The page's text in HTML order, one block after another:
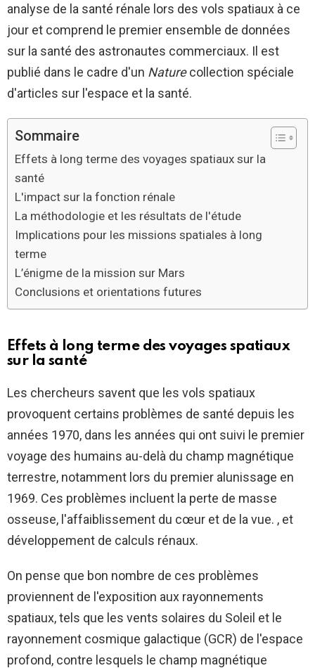
analyse de la santé rénale lors des vols spatiaux à ce
jour et comprend le premier ensemble de données
sur la santé des astronautes commerciaux. Il est
publié dans le cadre d'un Naturecollection spéciale
d'articles sur l'espace et la santé.
Sommaire
Effets à long terme des voyages spatiaux sur la
santé
L'impact sur la fonction rénale
La méthodologie et les résultats de l'étude
Implications pour les missions spatiales à long
terme
L’énigme de la mission sur Mars
Conclusions et orientations futures
Effets à long terme des voyages spatiaux
sur la santé
Les chercheurs savent que les vols spatiaux
provoquent certains problèmes de santé depuis les
années 1970, dans les années qui ont suivi le premier
voyage des humains au-delà du champ magnétique
terrestre, notamment lors du premier alunissage en
1969. Ces problèmes incluent la perte de masse
osseuse, l'affaiblissement du cœur et de la vue. , et
développement de calculs rénaux.
On pense que bon nombre de ces problèmes
proviennent de l'exposition aux rayonnements
spatiaux, tels que les vents solaires du Soleil et le
rayonnement cosmique galactique (GCR) de l'espace
profond, contre lesquels le champ magnétique